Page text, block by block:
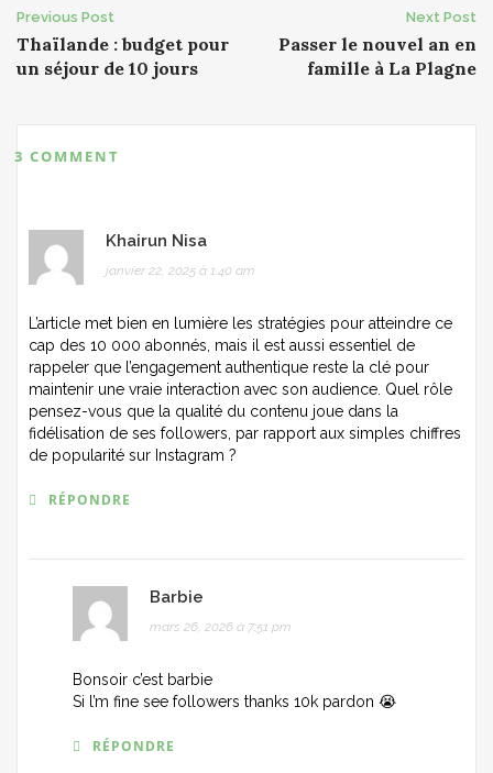
Post
navigation
Previous Post
Thaïlande : budget pour
un séjour de 10 jours
Next Post
Passer le nouvel an en
famille à La Plagne
3 COMMENT
Khairun Nisa
janvier 22, 2025 à 1:40 am
L’article met bien en lumière les stratégies pour atteindre ce
cap des 10 000 abonnés, mais il est aussi essentiel de
rappeler que l’engagement authentique reste la clé pour
maintenir une vraie interaction avec son audience. Quel rôle
pensez-vous que la qualité du contenu joue dans la
fidélisation de ses followers, par rapport aux simples chiffres
de popularité sur Instagram ?
RÉPONDRE
Barbie
mars 26, 2026 à 7:51 pm
Bonsoir c’est barbie
Si l’m fine see followers thanks 10k pardon 😭
RÉPONDRE